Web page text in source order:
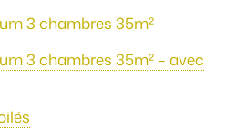
3 chambres 35m²
3 chambres 35m² – avec